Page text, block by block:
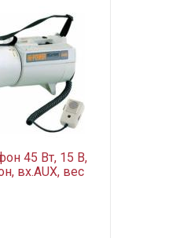
45 Вт, 15 В,
вх.AUX, вес